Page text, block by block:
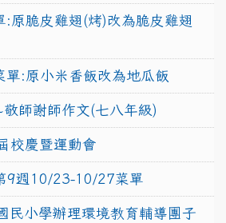
原脆皮雞翅(烤)改為脆皮雞翅
:原小米香飯改為地瓜飯
師謝師作文(七八年級)
校慶暨運動會
9週10/23-10/27菜單
民小學辦理環境教育輔導團子